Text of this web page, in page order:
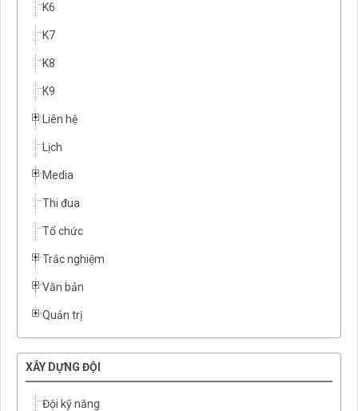
K6
K7
K8
K9
Liên hệ
Lịch
Media
Thi đua
Tổ chức
Trắc nghiệm
Văn bản
Quản trị
XÂY DỰNG ĐỘI
Đội kỹ năng